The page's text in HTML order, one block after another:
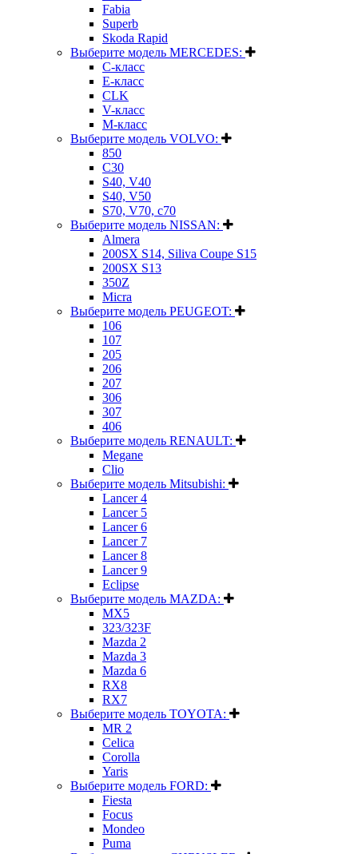
Fabia
Superb
Skoda Rapid
Выберите модель MERCEDES:
C-класс
E-класс
CLK
V-класс
M-класс
Выберите модель VOLVO:
850
C30
S40, V40
S40, V50
S70, V70, c70
Выберите модель NISSAN:
Almera
200SX S14, Siliva Coupe S15
200SX S13
350Z
Micra
Выберите модель PEUGEOT:
106
107
205
206
207
306
307
406
Выберите модель RENAULT:
Megane
Clio
Выберите модель Mitsubishi:
Lancer 4
Lancer 5
Lancer 6
Lancer 7
Lancer 8
Lancer 9
Eclipse
Выберите модель MAZDA:
MX5
323/323F
Mazda 2
Mazda 3
Mazda 6
RX8
RX7
Выберите модель TOYOTA:
MR 2
Celica
Corolla
Yaris
Выберите модель FORD:
Fiesta
Focus
Mondeo
Puma